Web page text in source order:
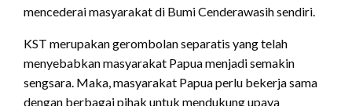
mencederai masyarakat di Bumi Cenderawasih sendiri.
KST merupakan gerombolan separatis yang telah
menyebabkan masyarakat Papua menjadi semakin
sengsara. Maka, masyarakat Papua perlu bekerja sama
dengan berbagai pihak untuk mendukung upaya